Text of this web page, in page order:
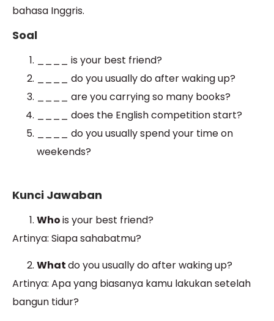
bahasa Inggris.
Soal
____ is your best friend?
____ do you usually do after waking up?
____ are you carrying so many books?
____ does the English competition start?
____ do you usually spend your time on
weekends?
Kunci Jawaban
Whois your best friend?
Artinya: Siapa sahabatmu?
Whatdo you usually do after waking up?
Artinya: Apa yang biasanya kamu lakukan setelah
bangun tidur?